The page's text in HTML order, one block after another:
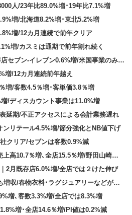
人/23年比89.0%増･19年比7.1%増
増/北海道8.2%増･東北5.2%増
増/12カ月連続で前年クリア
増/カスミは通期で前年割れ続く
セブン&アイnews｜2月既存店セブン-イレブン0.6%増/米国事業のみマイナス
増/12カ月連続前年越え
増/客数4.5％増･客単価3.8％増
/ディスカウント事業は11.0%増
延期/不正アクセスによる会計業務遅れ
ンリテール4.5%増/節分強化とNB値下げ
クリア/セブンは客数0.9%減
ベルクnews｜2月度既存店売上高10.7％増､全店15.5％増/野田山崎店開設
2月既存店6.0%増/全店では２けた伸び
2月百貨店売上速報｜4社とも増収/春物衣料･ラグジュアリーなどが好調
増､客数3.3%増/全店では8.3%増
増･全店14.6％増/PI値は0.2%減